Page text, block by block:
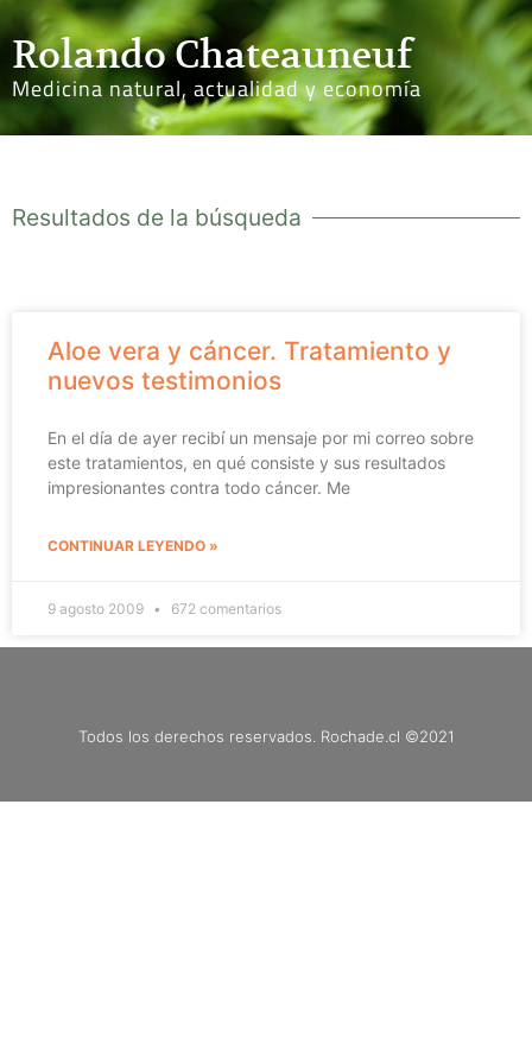
Rolando Chateauneuf
Medicina natural, actualidad y economía
Resultados de la búsqueda
Aloe vera y cáncer. Tratamiento y
nuevos testimonios
En el día de ayer recibí un mensaje por mi correo sobre
este tratamientos, en qué consiste y sus resultados
impresionantes contra todo cáncer. Me
CONTINUAR LEYENDO »
9 agosto 2009 672 comentarios
Todos los derechos reservados. Rochade.cl ©2021